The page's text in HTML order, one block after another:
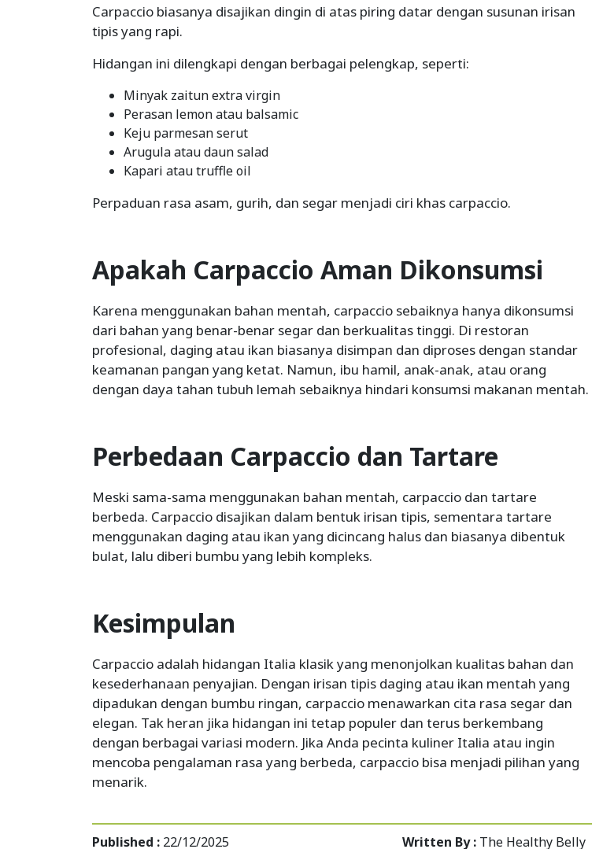
Carpaccio biasanya disajikan dingin di atas piring datar dengan susunan irisan
tipis yang rapi.
Hidangan ini dilengkapi dengan berbagai pelengkap, seperti:
Minyak zaitun extra virgin
Perasan lemon atau balsamic
Keju parmesan serut
Arugula atau daun salad
Kapari atau truffle oil
Perpaduan rasa asam, gurih, dan segar menjadi ciri khas carpaccio.
Apakah Carpaccio Aman Dikonsumsi
Karena menggunakan bahan mentah, carpaccio sebaiknya hanya dikonsumsi
dari bahan yang benar-benar segar dan berkualitas tinggi. Di restoran
profesional, daging atau ikan biasanya disimpan dan diproses dengan standar
keamanan pangan yang ketat. Namun, ibu hamil, anak-anak, atau orang
dengan daya tahan tubuh lemah sebaiknya hindari konsumsi makanan mentah.
Perbedaan Carpaccio dan Tartare
Meski sama-sama menggunakan bahan mentah, carpaccio dan tartare
berbeda. Carpaccio disajikan dalam bentuk irisan tipis, sementara tartare
menggunakan daging atau ikan yang dicincang halus dan biasanya dibentuk
bulat, lalu diberi bumbu yang lebih kompleks.
Kesimpulan
Carpaccio adalah hidangan Italia klasik yang menonjolkan kualitas bahan dan
kesederhanaan penyajian. Dengan irisan tipis daging atau ikan mentah yang
dipadukan dengan bumbu ringan, carpaccio menawarkan cita rasa segar dan
elegan. Tak heran jika hidangan ini tetap populer dan terus berkembang
dengan berbagai variasi modern. Jika Anda pecinta kuliner Italia atau ingin
mencoba pengalaman rasa yang berbeda, carpaccio bisa menjadi pilihan yang
menarik.
Published : 22/12/2025 Written By : The Healthy Belly